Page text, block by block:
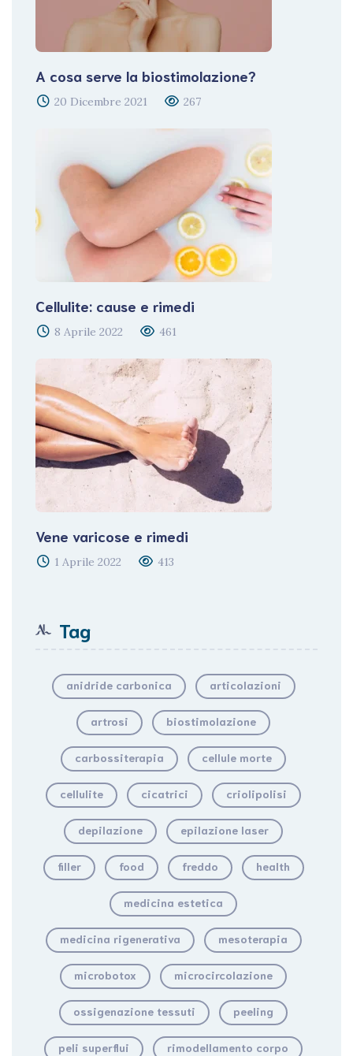
A cosa serve la biostimolazione?
20 Dicembre 2021 267
Cellulite: cause e rimedi
8 Aprile 2022 461
Vene varicose e rimedi
1 Aprile 2022 413
Tag
anidride carbonica articolazioni
artrosi biostimolazione
carbossiterapia cellule morte
cellulite cicatrici criolipolisi
depilazione epilazione laser
filler food freddo health
medicina estetica
medicina rigenerativa mesoterapia
microbotox microcircolazione
ossigenazione tessuti peeling
peli superflui rimodellamento corpo